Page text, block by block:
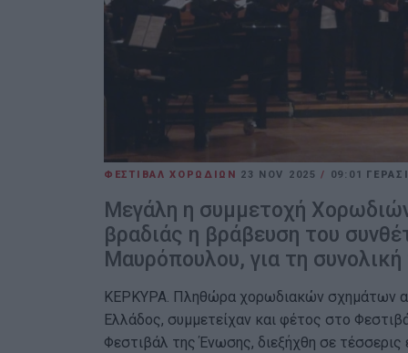
ΦΕΣΤΙΒΑΛ ΧΟΡΩΔΙΩΝ 23 NOV 2025/ 09:01
Μεγάλη η συμμετοχή
βραδιάς η βράβευση του
Μαυρόπουλου, για τη
ΚΕΡΚΥΡΑ. Πληθώρα χορωδιακών σχημάτων
Ελλάδος, συμμετείχαν και φέτος στο
Φεστιβάλ της Ένωσης, διεξήχθη σε